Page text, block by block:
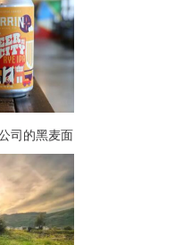
司的黑麦面